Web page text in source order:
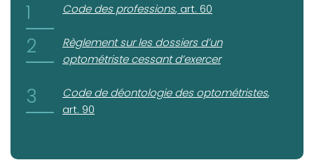
(opens in a new tab)
Code des professions, art. 60
(opens in a new tab)
Règlement sur les dossiers d’un
optométriste cessant d’exercer
(opens in a new tab)
Code de déontologie des optométristes,
art. 90